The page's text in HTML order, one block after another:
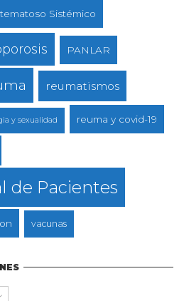
Sistémico
PANLAR
reumatismos
y sexualidad reuma y covid-19
de Pacientes
vacunas